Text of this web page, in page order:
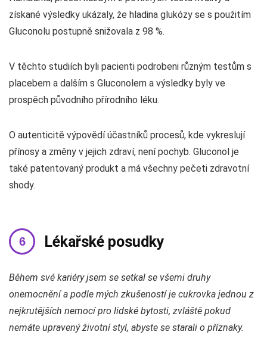
získané výsledky ukázaly, že hladina glukózy se s použitím
Gluconolu postupně snižovala z 98 %.
V těchto studiích byli pacienti podrobeni různým testům s
placebem a dalším s Gluconolem a výsledky byly ve
prospěch původního přírodního léku.
O autenticitě výpovědí účastníků procesů, kde vykreslují
přínosy a změny v jejich zdraví, není pochyb. Gluconol je
také patentovaný produkt a má všechny pečeti zdravotní
shody.
Lékařské posudky
Během své kariéry jsem se setkal se všemi druhy
onemocnění a podle mých zkušeností je cukrovka jednou z
nejkrutějších nemocí pro lidské bytosti, zvláště pokud
nemáte upravený životní styl, abyste se starali o příznaky.